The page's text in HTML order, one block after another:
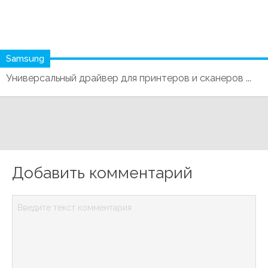
Samsung
Универсальный драйвер для принтеров и сканеров ...
Добавить комментарий